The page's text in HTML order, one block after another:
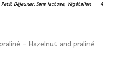
Petit-Déjeuner, Sans lactose, Végétalien -
4